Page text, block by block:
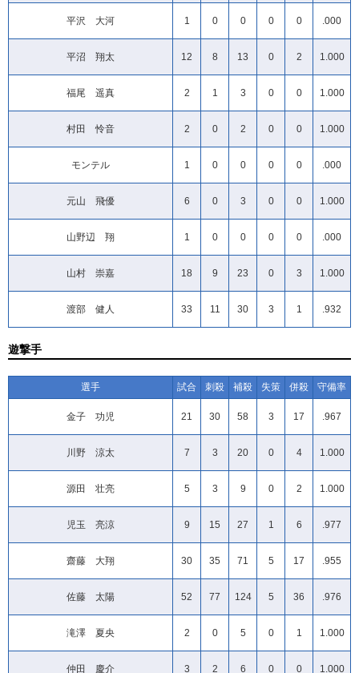
平沢 大河 1 0 0 0 0 .000
平沼 翔太 12 8 13 0 2 1.000
福尾 遥真 2 1 3 0 0 1.000
村田 怜音 2 0 2 0 0 1.000
モンテル 1 0 0 0 0 .000
元山 飛優 6 0 3 0 0 1.000
山野辺 翔 1 0 0 0 0 .000
山村 崇嘉 18 9 23 0 3 1.000
渡部 健人 33 11 30 3 1 .932
遊撃手
選手 試合 刺殺 補殺 失策 併殺 守備率
金子 功児 21 30 58 3 17 .967
川野 涼太 7 3 20 0 4 1.000
源田 壮亮 5 3 9 0 2 1.000
児玉 亮涼 9 15 27 1 6 .977
齋藤 大翔 30 35 71 5 17 .955
佐藤 太陽 52 77 124 5 36 .976
滝澤 夏央 2 0 5 0 1 1.000
仲田 慶介 3 2 6 0 0 1.000